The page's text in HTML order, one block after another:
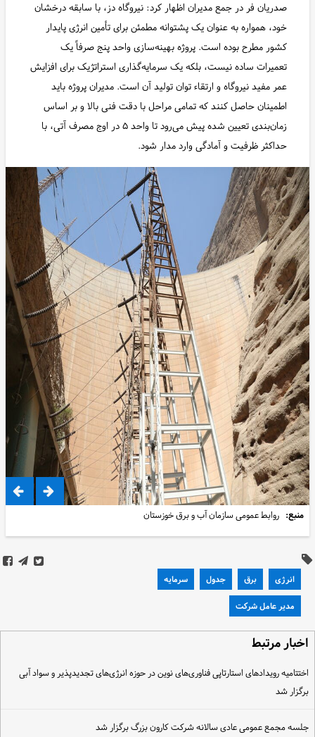
صدریان فر در جمع مدیران اظهار کرد: نیروگاه دز، با سابقه درخشان
خود، همواره به عنوان یک پشتوانه مطمئن برای تأمین انرژی پایدار
کشور مطرح بوده است. پروژه بهینه‌سازی واحد پنج صرفاً یک
تعمیرات ساده نیست، بلکه یک سرمایه‌گذاری استراتژیک برای افزایش
عمر مفید نیروگاه و ارتقاء توان تولید آن است. مدیران پروژه باید
اطمینان حاصل کنند که تمامی مراحل با دقت فنی بالا و بر اساس
زمان‌بندی تعیین شده پیش می‌رود تا واحد ۵ در اوج مصرف آتی، با
حداکثر ظرفیت و آمادگی وارد مدار شود.
منبع: روابط عمومی سازمان آب و برق خوزستان
انرژی برق جدول سرمایه
مدیر عامل شرکت
اخبار مرتبط
اختتامیه رویدادهای استارتاپی فناوری‌های نوین در حوزه انرژی‌های تجدیدپذیر و سواد آبی
برگزار شد
جلسه مجمع عمومی عادی سالانه شرکت کارون بزرگ برگزار شد